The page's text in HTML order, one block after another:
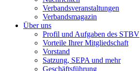
Verbandsveranstaltungen
Verbandsmagazin
Über uns
Profil und Aufgaben des STBV
Vorteile Ihrer Mitgliedschaft
Vorstand
Satzung, SEPA und mehr
Geschäftsführung